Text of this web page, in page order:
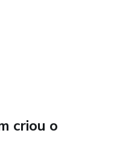
criou o